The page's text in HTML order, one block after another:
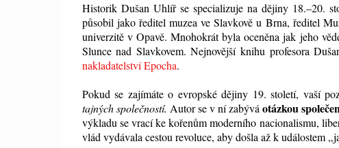
Historik Dušan Uhlíř se specializuje na dějiny 18.–20.
působil jako ředitel muzea ve Slavkově u Brna, ředitel
univerzitě v Opavě. Mnohokrát byla oceněna jak jeho
Slunce nad Slavkovem. Nejnovější knihu profesora
nakladatelství Epocha.
Pokud se zajímáte o evropské dějiny 19. století, vaší
tajných společností. Autor se v ní zabýváotázkou
výkladu se vrací ke kořenům moderního nacionalismu,
vlád vydávala cestou revoluce, aby došla až k událostem